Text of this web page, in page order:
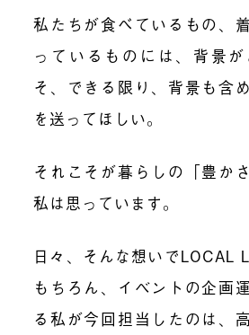
私たちが食べているもの、
っているものには、背景
そ、できる限り、背景も含
を送ってほしい。
それこそが暮らしの「豊か
私は思っています。
日々、そんな想いでLOCAL
もちろん、イベントの企画
る私が今回担当したのは、